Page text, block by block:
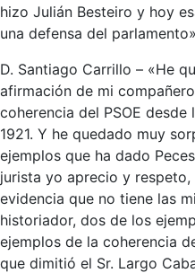
hizo Julián Besteiro y hoy
una defensa del
D. Santiago Carrillo – «He
afirmación de mi
coherencia del PSOE
1921. Y he quedado muy
ejemplos que ha dado
jurista yo aprecio y
evidencia que no tiene las
historiador, dos de los
ejemplos de la coherencia
que dimitió el Sr. Largo